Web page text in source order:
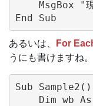
MsgBox "
あるいは、 For
うにも書けますね。
Sub Sample2()
Dim wb